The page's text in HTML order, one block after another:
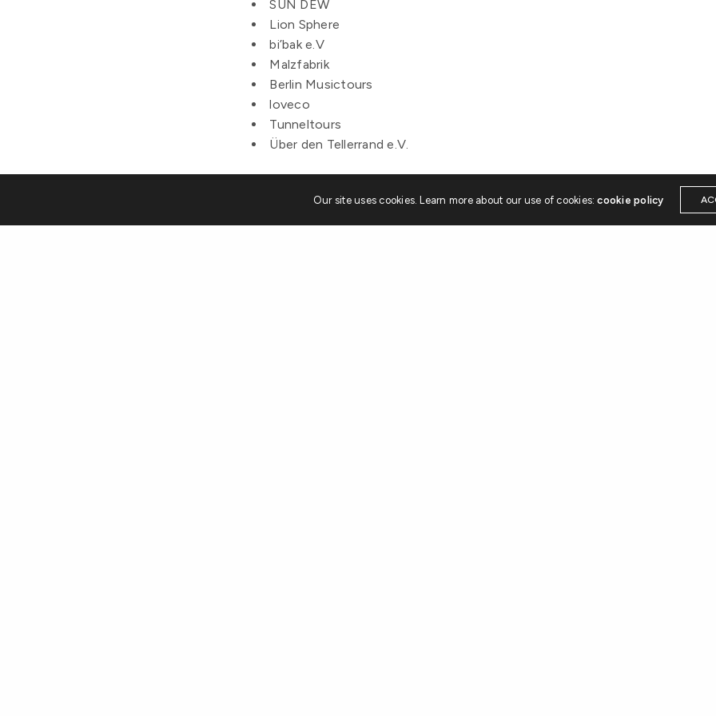
SUN DEW
Lion Sphere
bi’bak e.V
Malzfabrik
Berlin Musictours
loveco
Tunneltours
Über den Tellerrand e.V.
Our site uses cookies. Learn more about our use of cookies:cookie policy